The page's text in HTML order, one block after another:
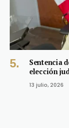
Sentencia
elección
13 julio, 2026